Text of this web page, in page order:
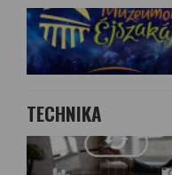
TECHNIKA